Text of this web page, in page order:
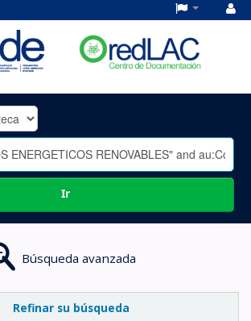
Ir
Búsqueda avanzada
Refinar su búsqueda